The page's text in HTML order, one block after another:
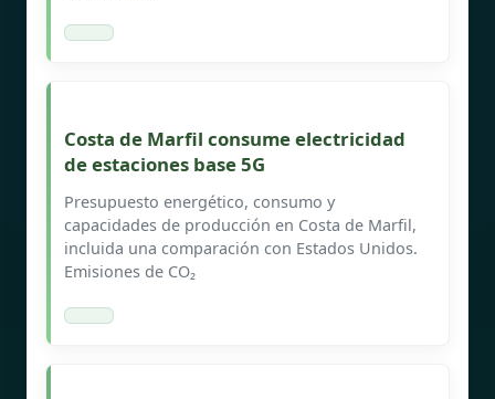
Costa de Marfil consume electricidad
de estaciones base 5G
Presupuesto energético, consumo y
capacidades de producción en Costa de Marfil,
incluida una comparación con Estados Unidos.
Emisiones de CO₂